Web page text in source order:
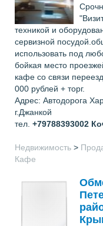
техникой и
сервизной
использовать под
бойкая место
кафе со связи
000 рублей + торг.
Адрес: Автодорога
г.Джанкой
тел. +79788393002
Недвижимость >
Кафе